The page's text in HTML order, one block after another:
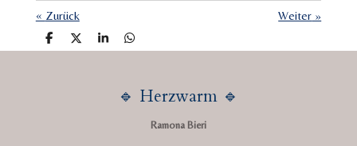
« Zurück Weiter »
T
e
T
e
T
e
T
e
n
🔹 Herzwarm 🔹
Ramona Bieri